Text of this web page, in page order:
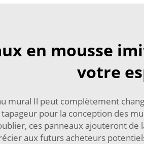
en mousse
votre
mural Il peut complètement
pour la conception des
ces panneaux ajouteront
aux futurs acheteurs